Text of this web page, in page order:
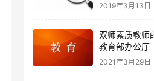
2019年3月13日
双师素质教师
教育部办公厅
2021年3月29日